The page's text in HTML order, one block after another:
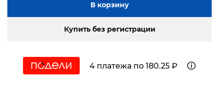
В корзину
Купить без регистрации
4 платежа по 180.25 ₽